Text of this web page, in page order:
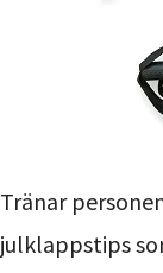
Tränar
julklappstips